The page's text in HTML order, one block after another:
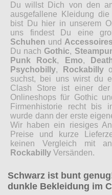
Du willst Dich von den
ausgefallene Kleidung
bist Du hier in unserem
uns findest Du eine
Schuhen undAccessoires
Du nach Gothic,
Punk Rock, Emo,
Psychobilly, Rockabilly
suchst, bei uns wirst du
Clash Store ist einer der
Onlineshops für Gothic
Firmenhistorie recht bis
wurde dann der erste
Wir haben ein riesiges
Preise und kurze
keinen Vergleich mit
Rockabilly Versänden.
Schwarz ist bunt
dunkle Bekleidung im